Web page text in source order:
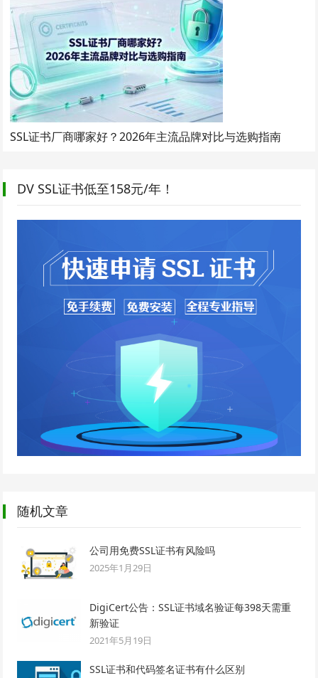
SSL证书厂商哪家好？2026年主流品牌对比与选购指南
DV SSL证书低至158元/年！
随机文章
公司用免费SSL证书有风险吗
2025年1月29日
DigiCert公告：SSL证书域名验证每398天需重
新验证
2021年5月19日
SSL证书和代码签名证书有什么区别